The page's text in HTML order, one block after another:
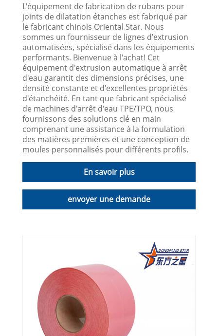
L'équipement de fabrication de rubans pour
joints de dilatation étanches est fabriqué par
le fabricant chinois Oriental Star. Nous
sommes un fournisseur de lignes d’extrusion
automatisées, spécialisé dans les équipements
performants. Bienvenue à l'achat! Cet
équipement d'extrusion automatique à arrêt
d'eau garantit des dimensions précises, une
densité constante et d'excellentes propriétés
d'étanchéité. En tant que fabricant spécialisé
de machines d'arrêt d'eau TPE/TPO, nous
fournissons des solutions clé en main
comprenant une assistance à la formulation
des matières premières et une conception de
moules personnalisés pour différents profils.
En savoir plus
envoyer une demande